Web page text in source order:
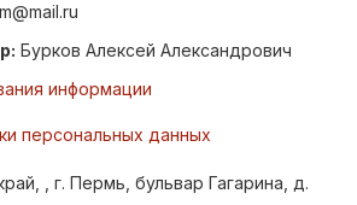
Бурков Алексей Александрович
информации
персональных данных
, г. Пермь, бульвар Гагарина, д.